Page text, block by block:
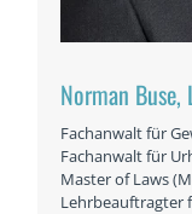
Norman Buse,
Fachanwalt für
Fachanwalt für
Master of Laws
Lehrbeauftragter